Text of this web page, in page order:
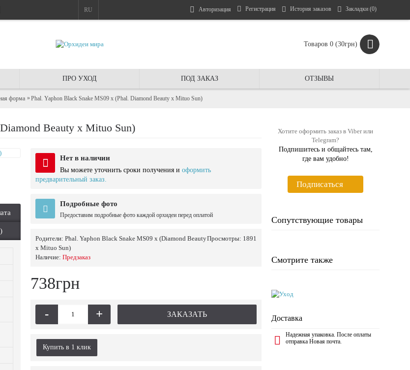
RU Авторизация Регистрация История заказов Закладки (0)
Товаров 0 (30грн)
ПРО УХОД ПОД ЗАКАЗ ОТЗЫВЫ
форма Phal. Yaphon Black Snake MS09 x (Phal. Diamond Beauty x Mituo Sun)
Хотите оформить заказ в Viber или
Telegram?
Подпишитесь и общайтесь там,
где вам удобно!
Подписаться
Сопутствующие товары
Смотрите также
Доставка
Надежная упаковка. После оплаты
отправка Новая почта.
Beauty x Mituo Sun)
Нет в наличии
Вы можете уточнить сроки получения и оформить
предварительный заказ.
Подробные фото
Предоставим подробные фото каждой орхидеи перед оплатой
Просмотры: 1891
Родители: Phal. Yaphon Black Snake MS09 x (Diamond Beauty
x Mituo Sun)
Наличие: Предзаказ
738грн
- + ЗАКАЗАТЬ
Купить в 1 клик